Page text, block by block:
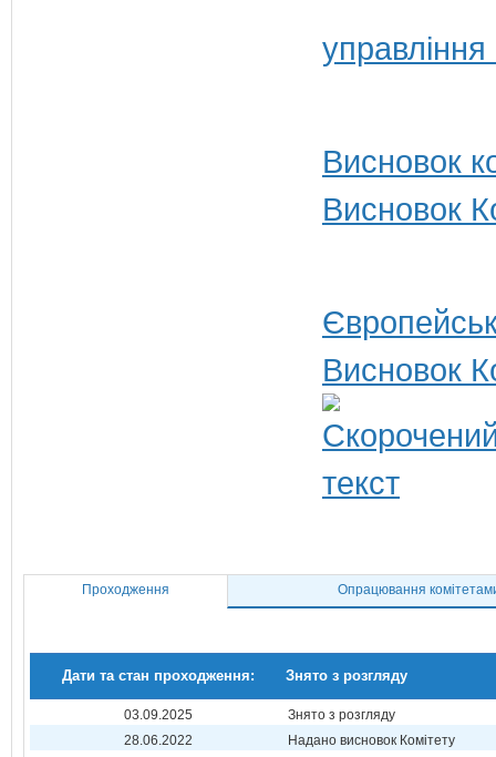
Висновок
Висновок
Висновок
Проходження Опрацювання
Дати та стан проходження: Знято з розгляду
03.09.2025
Знято з розгляду
28.06.2022
Надано висновок Комітету